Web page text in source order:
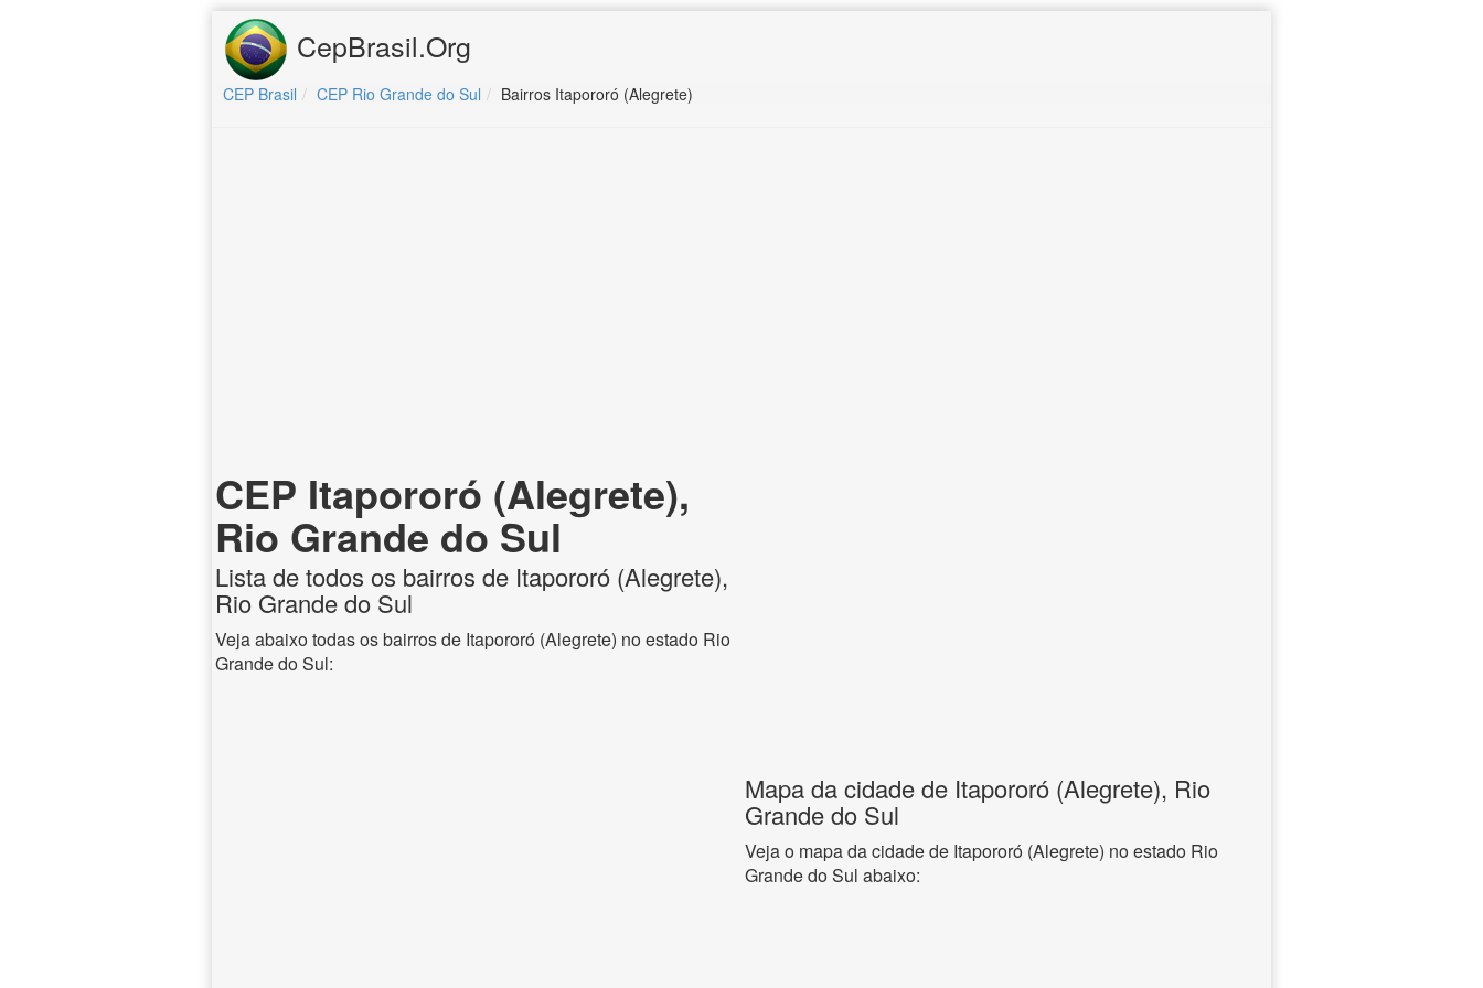
CepBrasil.Org
CEP Brasil CEP Rio Grande do Sul Bairros Itapororó (Alegrete)
CEP Itapororó (Alegrete),
Rio Grande do Sul
Lista de todos os bairros de Itapororó (Alegrete),
Rio Grande do Sul
Veja abaixo todas os bairros de Itapororó (Alegrete) no estado Rio
Grande do Sul:
Mapa da cidade de Itapororó (Alegrete), Rio
Grande do Sul
Veja o mapa da cidade de Itapororó (Alegrete) no estado Rio
Grande do Sul abaixo: